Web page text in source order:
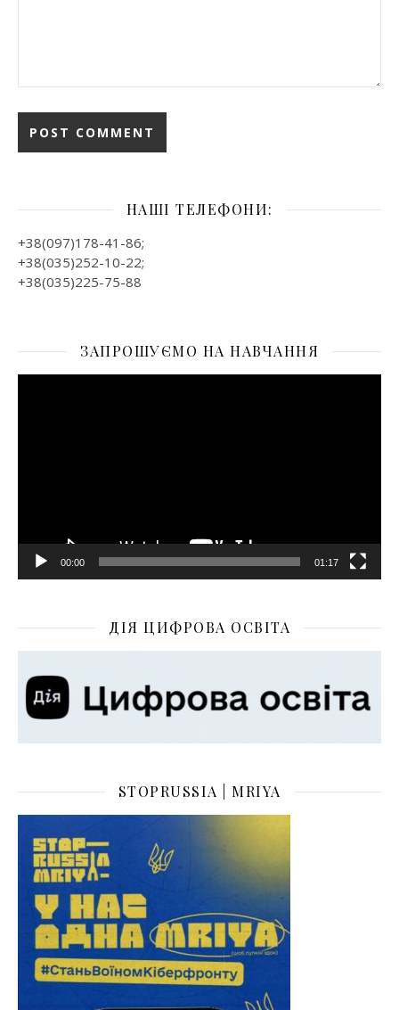
НАШІ ТЕЛЕФОНИ:
+38(097)178-41-86;
+38(035)252-10-22;
+38(035)225-75-88
ЗАПРОШУЄМО НА НАВЧАННЯ
00:00 01:17
ДІЯ ЦИФРОВА ОСВІТА
STOPRUSSIA | MRIYA